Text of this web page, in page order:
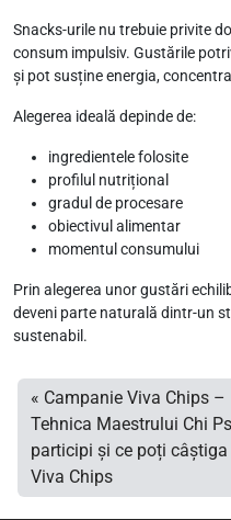
Snacks-urile nu trebuie privite
consum impulsiv. Gustările
și pot susține energia,
Alegerea ideală depinde de:
ingredientele folosite
profilul nutrițional
gradul de procesare
obiectivul alimentar
momentul consumului
Prin alegerea unor gustări
deveni parte naturală dintr-un
sustenabil.
Campanie Viva Chips –
Tehnica Maestrului Chi
participi și ce poți câștiga
Viva Chips